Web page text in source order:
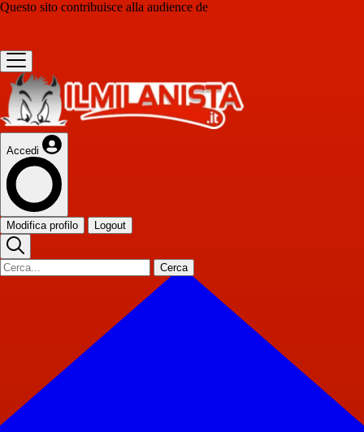
Questo sito contribuisce alla audience de
Accedi
Modifica profilo Logout
Cerca